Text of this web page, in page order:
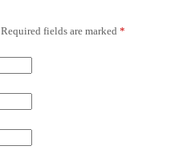
Required fields are marked *